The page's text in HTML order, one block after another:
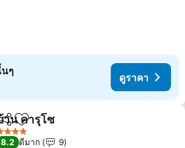
ๆ
ดูราคา
ชร์ เพิ่มในรายการโปรด
าน คารุโซ
ดาว
8.2 ดีมาก
9